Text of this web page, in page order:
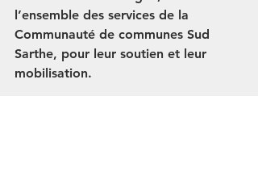
l’ensemble des services de la
Communauté de communes Sud
Sarthe, pour leur soutien et leur
mobilisation.